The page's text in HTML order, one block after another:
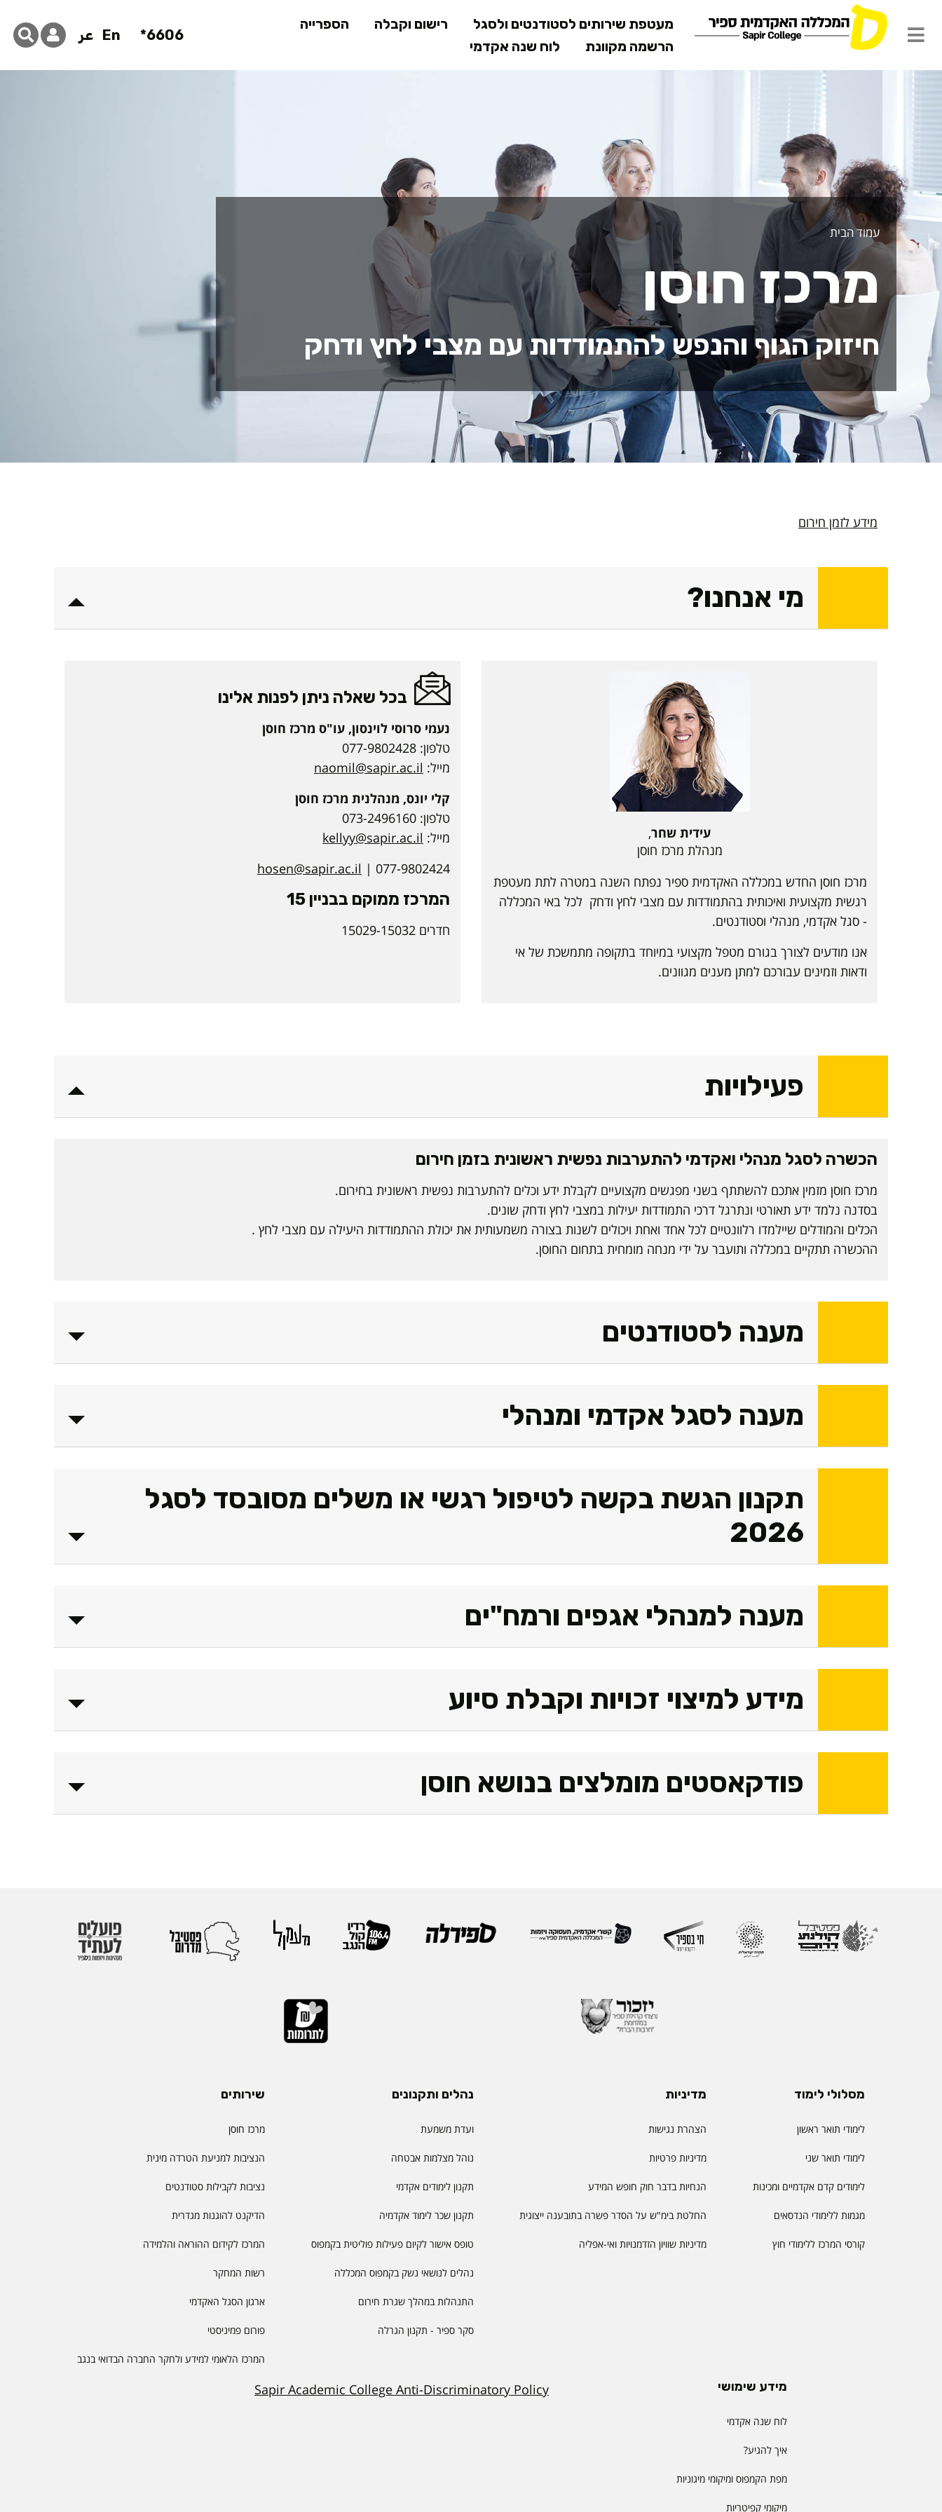
לתוכן
המרכזי
מעטפת שירותים לסטודנטים ולסגל רישום וקבלה
הספרייה
הרשמה מקוונת
לוח שנה אקדמי
6606*
En عر
מרכז חוסן
עמוד הבית
מרכז חוסן
חיזוק הגוף והנפש להתמודדות עם מצבי לחץ ודחק
מידע לזמן חירום
מי אנחנו?
עידית שחר,
מנהלת מרכז חוסן
מרכז חוסן החדש במכללה האקדמית ספיר נפתח השנה במטרה לתת מעטפת
רגשית מקצועית ואיכותית בהתמודדות עם מצבי לחץ ודחק לכל באי המכללה
- סגל אקדמי, מנהלי וסטודנטים.
אנו מודעים לצורך בגורם מטפל מקצועי במיוחד בתקופה מתמשכת של אי
ודאות וזמינים עבורכם למתן מענים מגוונים.
בכל שאלה ניתן לפנות אלינו
נעמי סרוסי לוינסון, עו"ס מרכז חוסן
טלפון: 077-9802428
מייל: naomil@sapir.ac.il
קלי יונס, מנהלנית מרכז חוסן
טלפון: 073-2496160
מייל: kellyy@sapir.ac.il
077-9802424 |
hosen@sapir.ac.il
המרכז ממוקם בבניין 15
חדרים 15029-15032
פעילויות
הכשרה לסגל מנהלי ואקדמי להתערבות נפשית ראשונית בזמן חירום
מרכז חוסן מזמין אתכם להשתתף בשני מפגשים מקצועיים לקבלת ידע וכלים להתערבות נפשית ראשונית בחירום.
בסדנה נלמד ידע תאורטי ונתרגל דרכי התמודדות יעילות במצבי לחץ ודחק שונים.
הכלים והמודלים שיילמדו רלוונטיים לכל אחד ואחת ויכולים לשנות בצורה משמעותית את יכולת ההתמודדות היעילה עם מצבי לחץ .
ההכשרה תתקיים במכללה ותועבר על ידי מנחה מומחית בתחום החוסן.
מענה לסטודנטים
מענה לסגל אקדמי ומנהלי
תקנון הגשת בקשה לטיפול רגשי או משלים מסובסד לסגל
2026
מענה למנהלי אגפים ורמח"ים
מידע למיצוי זכויות וקבלת סיוע
פודקאסטים מומלצים בנושא חוסן
מסלולי לימוד
לימודי תואר ראשון
לימודי תואר שני
לימודים קדם אקדמיים ומכינות
מגמות ללימודי הנדסאים
קורסי המרכז ללימודי חוץ
מדיניות
הצהרת נגישות
מדיניות פרטיות
הנחיות בדבר חוק חופש המידע
החלטת בימ"ש על הסדר פשרה בתובענה ייצוגית
מדיניות שוויון הזדמנויות ואי-אפליה
נהלים ותקנונים
ועדת משמעת
נוהל מצלמות אבטחה
תקנון לימודים אקדמי
תקנון שכר לימוד אקדמיה
טופס אישור לקיום פעילות פוליטית בקמפוס
נהלים לנושאי נשק בקמפוס המכללה
התנהלות במהלך שגרת חירום
סקר ספיר - תקנון הגרלה
שירותים
מרכז חוסן
הנציבות למניעת הטרדה מינית
נציבות לקבילות סטודנטים
הדיקנט להוגנות מגדרית
המרכז לקידום ההוראה והלמידה
רשות המחקר
ארגון הסגל האקדמי
פורום פמיניסטי
המרכז הלאומי למידע ולחקר החברה הבדואי בנגב
מידע שימושי
לוח שנה אקדמי
איך להגיע?
מפת הקמפוס ומיקומי מיגוניות
מיקומי קפיטריות
Sapir Academic College Anti-Discriminatory Policy